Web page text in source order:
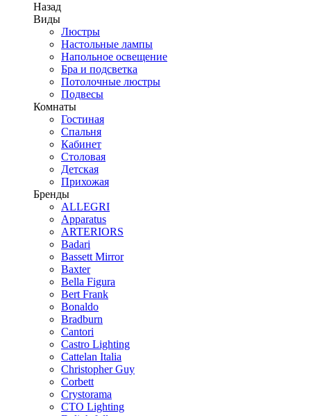
Назад
Виды
Люстры
Настольные лампы
Напольное освещение
Бра и подсветка
Потолочные люстры
Подвесы
Комнаты
Гостиная
Спальня
Кабинет
Столовая
Детская
Прихожая
Бренды
ALLEGRI
Apparatus
ARTERIORS
Badari
Bassett Mirror
Baxter
Bella Figura
Bert Frank
Bonaldo
Bradburn
Cantori
Castro Lighting
Cattelan Italia
Christopher Guy
Corbett
Crystorama
CTO Lighting